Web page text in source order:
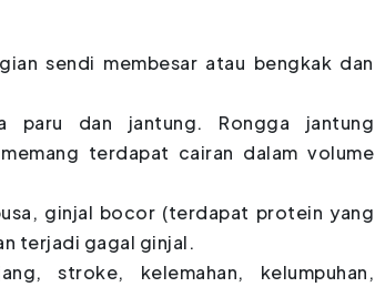
sendi membesar atau bengkak dan
paru dan jantung. Rongga jantung
terdapat cairan dalam volume
ginjal bocor (terdapat protein yang
terjadi gagal ginjal.
stroke, kelemahan, kelumpuhan,